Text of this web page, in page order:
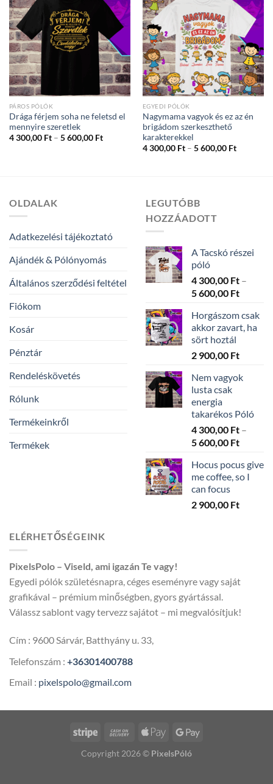
PÁROS PÓLÓK
Drága férjem soha ne feletsd el
mennyire szeretlek
4 300,00 Ft – 5 600,00 FtÁrtartomány:
EGYEDI PÓLÓK
Nagymama vagyok és ez az én
brigádom szerkeszthető
karakterekkel
4 300,00 Ft – 5 600,00 Ft
OLDALAK
Adatkezelési tájékoztató
Ajándék & Pólónyomás
Általános szerződési feltétel
Fiókom
Kosár
Pénztár
Rendeléskövetés
Rólunk
Termékeinkről
Termékek
LEGUTÓBB
HOZZÁADOTT
A Tacskó részei
póló
4 300,00 Ft –
5 600,00 Ft
300,00
-
600,00
Horgászom csak
akkor zavart, ha
sört hoztál
2 900,00 Ft
Nem vagyok
lusta csak
energia
takarékos Póló
4 300,00 Ft –
5 600,00 Ft
300,00
-
600,00
Hocus pocus give
me coffee, so I
can focus
2 900,00 Ft
ELÉRHETŐSÉGEINK
PixelsPolo – Viseld, ami igazán Te vagy!
Egyedi pólók születésnapra, céges eseményre vagy saját
grafikával – prémium minőségben, gyors gyártással.
Válassz sablont vagy tervezz sajátot – mi megvalósítjuk!
Cím : 9600 Sárvár, Batthyány u. 33,
Telefonszám : +36301400788
Email : pixelspolo@gmail.com
Copyright 2026 © PixelsPóló